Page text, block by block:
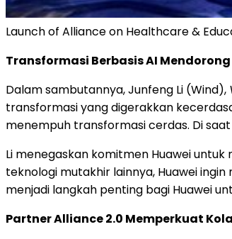
Launch of Alliance on Healthcare &
Transformasi Berbasis AI
Dalam sambutannya, Junfeng Li (Wind),
transformasi yang digerakkan
menempuh transformasi cerdas. Di
Li menegaskan komitmen Huawei
teknologi mutakhir lainnya, Huawei
menjadi langkah penting bagi Huawei
Partner Alliance 2.0 Memperkuat